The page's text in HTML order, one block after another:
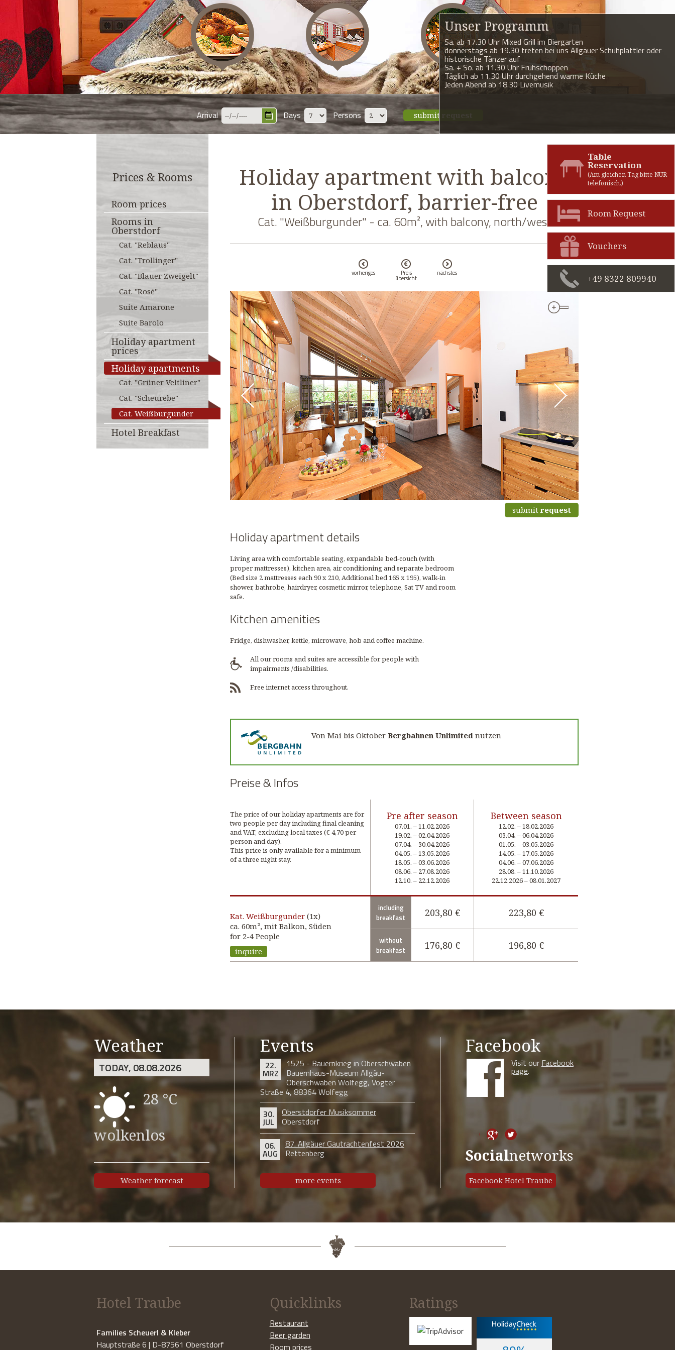
Arrival Days Persons submit
Unser Programm
Sa. ab 17.30 Uhr Mixed Grill im Biergarten
donnerstags ab 19.30 treten bei uns Allgäuer Schuhplattler oder
historische Tänzer auf
Sa. + So. ab 11.30 Uhr Frühschoppen
Täglich ab 11.30 Uhr durchgehend warme Küche
Jeden Abend ab 18.30 Livemusik
Table
Reservation
(Am gleichen Tag bitte NUR
telefonisch.)
Room Request
Vouchers
+49 8322 809940
Holiday apartment with balcony
in Oberstdorf, barrier-free
Cat. "Weißburgunder" - ca. 60m², with balcony, north/west
vorheriges Preis
übersicht
nächstes
submitrequest
Holiday apartment details
Living area with comfortable seating, expandable bed-couch (with
proper mattresses), kitchen area, air conditioning and separate bedroom
(Bed size 2 mattresses each 90 x 210, Additional bed 165 x 195), walk-in
shower, bathrobe, hairdryer, cosmetic mirror, telephone, Sat TV and room
safe.
Kitchen amenities
Fridge, dishwasher, kettle, microwave, hob and coffee machine.
All our rooms and suites are accessible for people with
impairments /disabilities.
Free internet access throughout.
Von Mai bis OktoberBergbahnen Unlimited nutzen
Preise & Infos
The price of our holiday apartments are for
two people per day including final cleaning
and VAT, excluding local taxes (€ 4,70 per
person and day).
This price is only available for a minimum
of a three night stay.
Pre after season
07.01. – 11.02.2026
19.02. – 02.04.2026
07.04. – 30.04.2026
04.05. – 13.05.2026
18.05. – 03.06.2026
08.06. – 27.08.2026
12.10. – 22.12.2026
Between season
12.02. – 18.02.2026
03.04. – 06.04.2026
01.05. – 03.05.2026
14.05. – 17.05.2026
04.06. – 07.06.2026
28.08. – 11.10.2026
22.12.2026 – 08.01.2027
Kat.Weißburgunder (1x)
ca. 60m², mit Balkon, Süden
for 2-4 People
inquire
including
breakfast
203,80 € 223,80 €
without
breakfast
176,80 € 196,80 €
Prices & Rooms
Room prices
Rooms in
Oberstdorf
Cat. "Reblaus"
Cat. "Trollinger"
Cat. "Blauer Zweigelt"
Cat. "Rosé"
Suite Amarone
Suite Barolo
Holiday apartment
prices
Holiday apartments
Cat. "Grüner Veltliner"
Cat. "Scheurebe"
Cat. Weißburgunder
Hotel Breakfast
Weather
TODAY, 08.08.2026
28 °C
wolkenlos
Weather forecast
Events
22.
MRZ
1525 - Bauernkrieg in Oberschwaben
Bauernhaus-Museum Allgäu-
Oberschwaben Wolfegg, Vogter
Straße 4, 88364 Wolfegg
30.
JUL
Oberstdorfer Musiksommer
Oberstdorf
06.
AUG
87. Allgäuer Gautrachtenfest 2026
Rettenberg
more events
Facebook
Visit our Facebook
page.
Socialnetworks
Facebook Hotel Traube
Hotel Traube
Families Scheuerl & Kleber
Hauptstraße 6 | D-87561 Oberstdorf
Quicklinks
Restaurant
Beer garden
Room prices
Ratings